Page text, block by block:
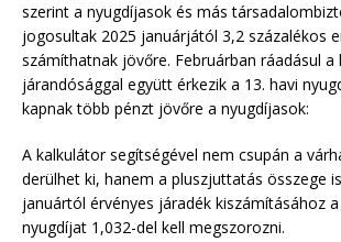
szerint a nyugdíjasok és más
jogosultak 2025 januárjától 3,2 százalékos
számíthatnak jövőre. Februárban ráadásul a
járandósággal együtt érkezik a 13. havi
kapnak több pénzt jövőre a nyugdíjasok:
A kalkulátor segítségével nem csupán a
derülhet ki, hanem a pluszjuttatás összege
januártól érvényes járadék kiszámításához
nyugdíjat 1,032-del kell megszorozni.